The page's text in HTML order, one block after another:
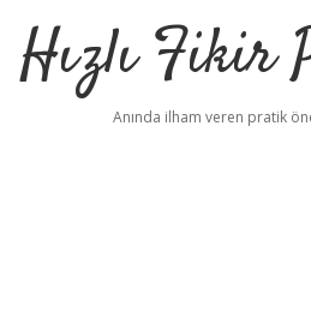
Hızlı Fikir
Anında ilham veren pratik